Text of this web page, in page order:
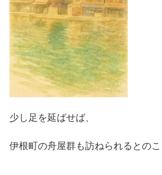
少し足を延ばせば、
伊根町の舟屋群も訪ねられるとのこ